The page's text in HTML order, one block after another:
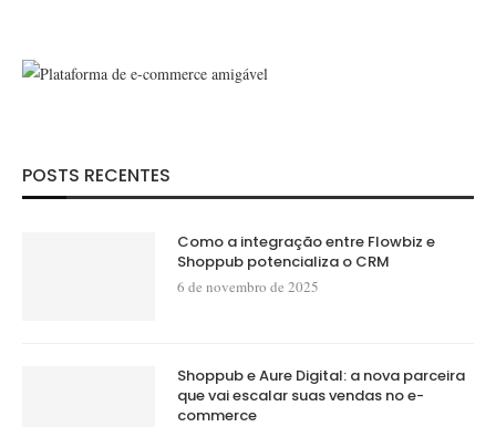
POSTS RECENTES
Como a integração entre Flowbiz e
Shoppub potencializa o CRM
6 de novembro de 2025
Shoppub e Aure Digital: a nova parceira
que vai escalar suas vendas no e-
commerce